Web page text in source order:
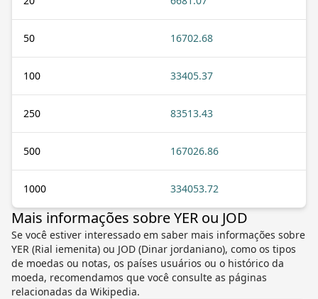
50 16702.68
100 33405.37
250 83513.43
500 167026.86
1000 334053.72
Mais informações sobre YER ou JOD
Se você estiver interessado em saber mais informações sobre
YER (Rial iemenita) ou JOD (Dinar jordaniano), como os tipos
de moedas ou notas, os países usuários ou o histórico da
moeda, recomendamos que você consulte as páginas
relacionadas da Wikipedia.